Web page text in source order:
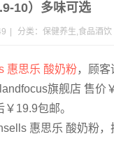
10）多味可选
分类： 保健养生,食品酒饮
惠思乐 酸奶粉，顾
旗舰店 售价
￥19.9包邮。
惠思乐 酸奶粉